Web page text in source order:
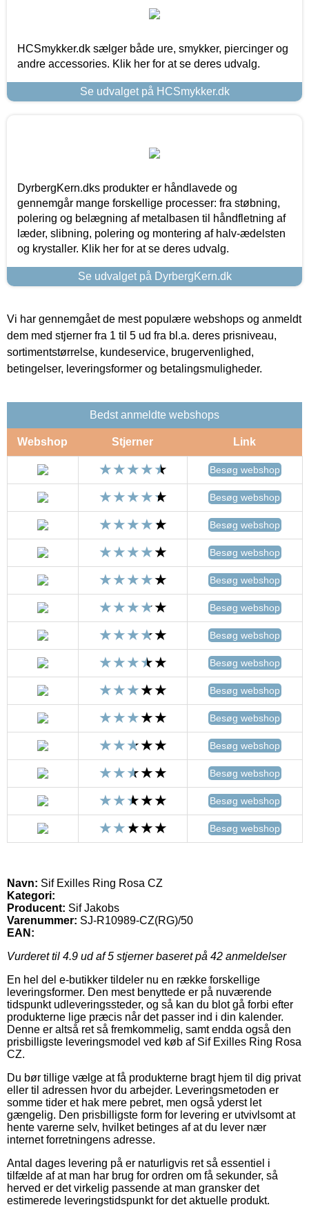
HCSmykker.dk sælger både ure, smykker, piercinger og
andre accessories. Klik her for at se deres udvalg.
Se udvalget på HCSmykker.dk
DyrbergKern.dks produkter er håndlavede og
gennemgår mange forskellige processer: fra støbning,
polering og belægning af metalbasen til håndfletning af
læder, slibning, polering og montering af halv-ædelsten
og krystaller. Klik her for at se deres udvalg.
Se udvalget på DyrbergKern.dk
Vi har gennemgået de mest populære webshops og anmeldt
dem med stjerner fra 1 til 5 ud fra bl.a. deres prisniveau,
sortimentstørrelse, kundeservice, brugervenlighed,
betingelser, leveringsformer og betalingsmuligheder.
Bedst anmeldte webshops
Webshop Stjerner Link
Besøg webshop
Besøg webshop
Besøg webshop
Besøg webshop
Besøg webshop
Besøg webshop
Besøg webshop
Besøg webshop
Besøg webshop
Besøg webshop
Besøg webshop
Besøg webshop
Besøg webshop
Besøg webshop
Navn: Sif Exilles Ring Rosa CZ
Kategori:
Producent: Sif Jakobs
Varenummer: SJ-R10989-CZ(RG)/50
EAN:
Vurderet til 4.9 ud af 5 stjerner baseret på 42 anmeldelser
En hel del e-butikker tildeler nu en række forskellige
leveringsformer. Den mest benyttede er på nuværende
tidspunkt udleveringssteder, og så kan du blot gå forbi efter
produkterne lige præcis når det passer ind i din kalender.
Denne er altså ret så fremkommelig, samt endda også den
prisbilligste leveringsmodel ved køb af Sif Exilles Ring Rosa
CZ.
Du bør tillige vælge at få produkterne bragt hjem til dig privat
eller til adressen hvor du arbejder. Leveringsmetoden er
somme tider et hak mere pebret, men også yderst let
gængelig. Den prisbilligste form for levering er utvivlsomt at
hente varerne selv, hvilket betinges af at du lever nær
internet forretningens adresse.
Antal dages levering på er naturligvis ret så essentiel i
tilfælde af at man har brug for ordren om få sekunder, så
herved er det virkelig passende at man gransker det
estimerede leveringstidspunkt for det aktuelle produkt.